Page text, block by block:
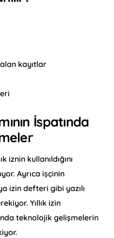
kayıtlar
İspatında
iznin kullanıldığını
Ayrıca işçinin
izin defteri gibi yazılı
Yıllık izin
teknolojik gelişmelerin